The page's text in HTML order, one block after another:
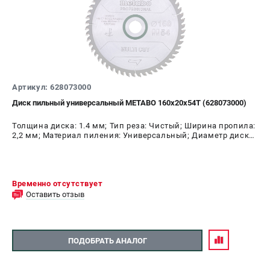
Артикул: 628073000
Диск пильный универсальный METABO 160х20х54T (628073000)
Толщина диска: 1.4 мм; Тип реза: Чистый; Ширина пропила:
2,2 мм; Материал пиления: Универсальный; Диаметр диска:
Временно отсутствует
Оставить отзыв
ПОДОБРАТЬ АНАЛОГ